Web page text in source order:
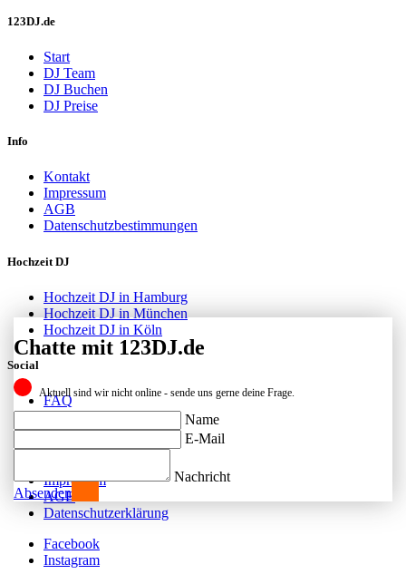
123DJ.de
Start
DJ Team
DJ Buchen
DJ Preise
Info
Kontakt
Impressum
AGB
Datenschutzbestimmungen
Hochzeit DJ
Hochzeit DJ in Hamburg
Hochzeit DJ in München
Hochzeit DJ in Köln
Social
FAQ
Facebook
Instagram
Impressum
AGB
Datenschutzerklärung
Facebook
Instagram
Chatte mit 123DJ.de
Aktuell sind wir nicht online - sende uns gerne deine Frage.
Name
E-Mail
Nachricht
Absenden